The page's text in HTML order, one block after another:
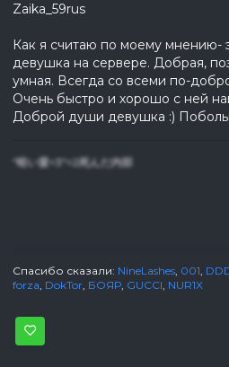
Zaika_59rus
Как я считаю по моему мнению-
девушка на сервере. Добрая,
умная. Всегда со всеми по-
Очень быстро и хорошо с ней
Доброй души девушка :)
"暗い愛<3"=2死んだ内部
Спасибо сказали: NineLashes, 001,
forza, DokTor, БОЯР, GUCCI, NUR1X